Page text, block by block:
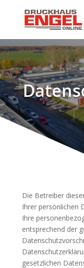
Die Betreiber
Ihrer persönlichen
Ihre
entsprechend der
gesetzlichen